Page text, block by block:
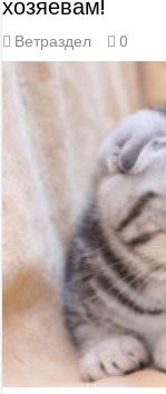
хозяевам!
Ветраздел 0